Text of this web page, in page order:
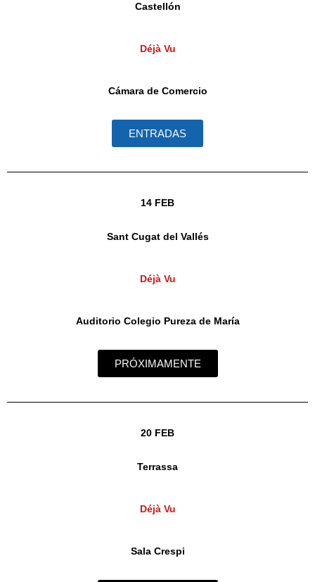
Castellón
Déjà Vu
Cámara de Comercio
ENTRADAS
14 FEB
Sant Cugat del Vallés
Déjà Vu
Auditorio Colegio Pureza de María
PRÓXIMAMENTE
20 FEB
Terrassa
Déjà Vu
Sala Crespi